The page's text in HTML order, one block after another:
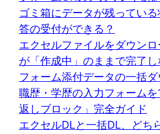
ゴミ箱にデータが残ってい
答の受付ができる？
エクセルファイルをダウン
が「作成中」のままで完了し
フォーム添付データの一括
職歴・学歴の入力フォームを
返しブロック」完全ガイド
エクセルDLと一括DL、どち